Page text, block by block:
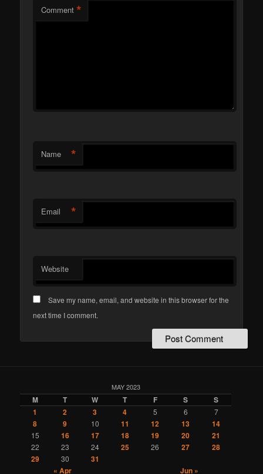
Comment *
Name *
Email *
Website
Save my name, email, and website in this browser for the
next time I comment.
MAY 2023
M T W T F S
S
1
2 3 4 5 6 7
8 9 10 11 12 13 14
15 16 17 18 19 20 21
22 23 24 25 26 27
28
29
30
31
« Apr
Jun »